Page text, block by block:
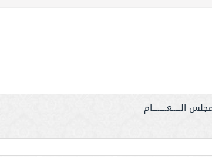
الـــــعــــــــام